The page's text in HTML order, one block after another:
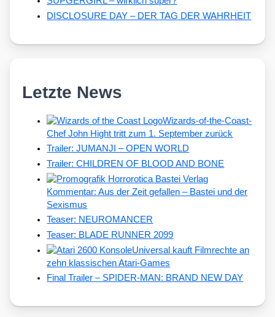
DISCLOSURE DAY – DER TAG DER WAHRHEIT
Letzte News
Wizards-of-the-Coast-
Chef John Hight tritt zum 1. September zurück
Trailer: JUMANJI – OPEN WORLD
Trailer: CHILDREN OF BLOOD AND BONE
Kommentar: Aus der Zeit gefallen – Bastei und der
Sexismus
Teaser: NEUROMANCER
Teaser: BLADE RUNNER 2099
Universal kauft Filmrechte an
zehn klassischen Atari-Games
Final Trailer – SPIDER-MAN: BRAND NEW DAY